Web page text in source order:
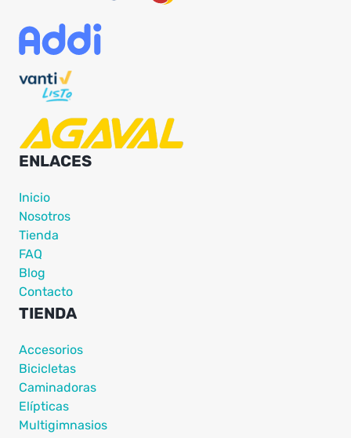
ENLACES
Inicio
Nosotros
Tienda
FAQ
Blog
Contacto
TIENDA
Accesorios
Bicicletas
Caminadoras
Elípticas
Multigimnasios